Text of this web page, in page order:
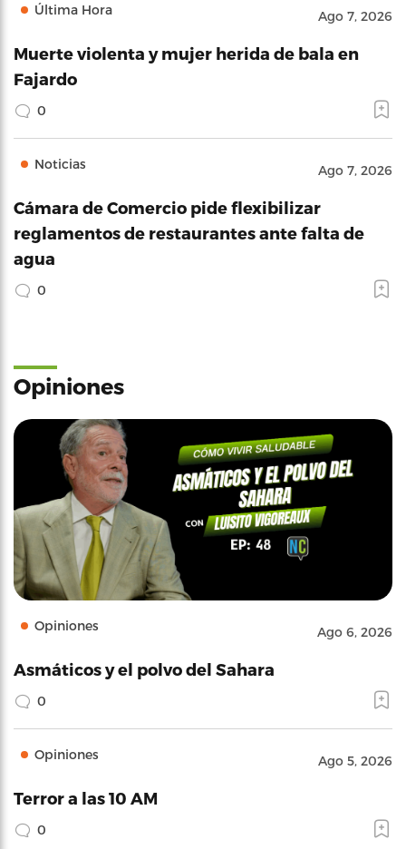
Última Hora Ago 7, 2026
Muerte violenta y mujer herida de bala en
Fajardo
0
Noticias Ago 7, 2026
Cámara de Comercio pide flexibilizar
reglamentos de restaurantes ante falta de
agua
0
Opiniones
Opiniones Ago 6, 2026
Asmáticos y el polvo del Sahara
0
Opiniones Ago 5, 2026
Terror a las 10 AM
0